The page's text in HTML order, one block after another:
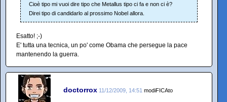
Cioè tipo mi vuoi dire tipo che Metallus tipo ci fa e non ci è?
Direi tipo di candidarlo al prossimo Nobel allora.
Esatto! ;-)
E' tutta una tecnica, un po' come Obama che persegue la pace
mantenendo la guerra.
doctorrox 11/12/2009, 14:51 modiFICAto